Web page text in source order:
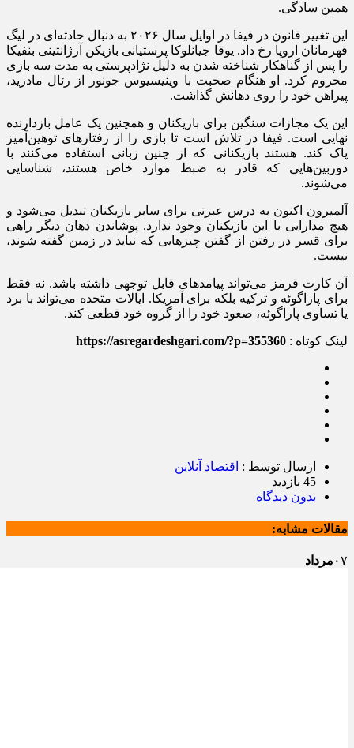
همین سادگی.
این تغییر قانون در فیفا در اوایل سال ۲۰۲۶ به دنبال حادثه‌ای در لیگ
قهرمانان اروپا رخ داد. یوفا جیانلوکا پرستیانی بازیکن آرژانتینی بنفیکا
را پس از گناهکار شناخته شدن به دلیل نژادپرستی به مدت سه بازی
محروم کرد. او هنگام صحبت با وینیسیوس جونور از رئال مادرید،
پیراهن خود را روی دهانش گذاشت.
این یک مجازات سنگین برای بازیکنان و همچنین یک عامل بازدارنده
نهایی است. فیفا در تلاش است تا بازی را از رفتار‌های توهین‌آمیز
پاک کند. هستند بازیکنانی که از چنین زبانی استفاده می‌کنند با
دوربین‌هایی که قادر به ضبط موارد خاص هستند، شناسایی
می‌شوند.
آلمیرون اکنون به درس عبرتی برای سایر بازیکنان تبدیل می‌شود و
هیچ مدارایی با این بازیکنان وجود ندارد. پوشاندن دهان دیگر راهی
برای قسر در رفتن از گفتن چیز‌هایی که نباید در زمین گفته شوند،
نیست.
آن کارت قرمز می‌تواند پیامد‌های قابل توجهی داشته باشد. نه فقط
برای پاراگوئه و ترکیه بلکه برای آمریکا. ایالات متحده می‌تواند با برد
یا تساوی پاراگوئه، صعود خود را از گروه خود قطعی کند.
لینک کوتاه : https://asregardeshgari.com/?p=355360
ارسال توسط : اقتصاد آنلاین
45 بازدید
بدون دیدگاه
مقالات مشابه:
۰۷ مرداد